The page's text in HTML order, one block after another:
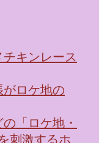
キンレース
ロケ地の
「ロケ地・
刺激するホ